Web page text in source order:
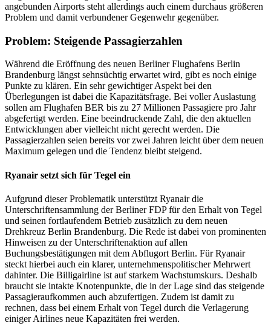
angebunden Airports steht allerdings auch einem durchaus größeren
Problem und damit verbundener Gegenwehr gegenüber.
Problem: Steigende Passagierzahlen
Während die Eröffnung des neuen Berliner Flughafens Berlin
Brandenburg längst sehnsüchtig erwartet wird, gibt es noch einige
Punkte zu klären. Ein sehr gewichtiger Aspekt bei den
Überlegungen ist dabei die Kapazitätsfrage. Bei voller Auslastung
sollen am Flughafen BER bis zu 27 Millionen Passagiere pro Jahr
abgefertigt werden. Eine beeindruckende Zahl, die den aktuellen
Entwicklungen aber vielleicht nicht gerecht werden. Die
Passagierzahlen seien bereits vor zwei Jahren leicht über dem neuen
Maximum gelegen und die Tendenz bleibt steigend.
Ryanair setzt sich für Tegel ein
Aufgrund dieser Problematik unterstützt Ryanair die
Unterschriftensammlung der Berliner FDP für den Erhalt von Tegel
und seinen fortlaufendem Betrieb zusätzlich zu dem neuen
Drehkreuz Berlin Brandenburg. Die Rede ist dabei von prominenten
Hinweisen zu der Unterschriftenaktion auf allen
Buchungsbestätigungen mit dem Abflugort Berlin. Für Ryanair
steckt hierbei auch ein klarer, unternehmenspolitischer Mehrwert
dahinter. Die Billigairline ist auf starkem Wachstumskurs. Deshalb
braucht sie intakte Knotenpunkte, die in der Lage sind das steigende
Passagieraufkommen auch abzufertigen. Zudem ist damit zu
rechnen, dass bei einem Erhalt von Tegel durch die Verlagerung
einiger Airlines neue Kapazitäten frei werden.